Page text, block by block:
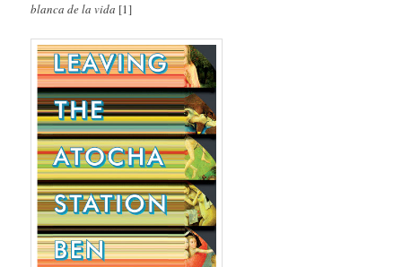
blanca de la vida [1]